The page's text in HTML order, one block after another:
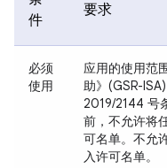
件
要求
必须
使用
应用的使用范
助》(GSR-
2019/2144 号
前，不允许将
可名单。 不允
入许可名单。